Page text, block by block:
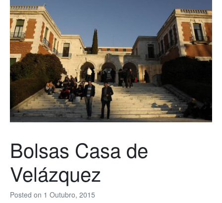
Posted on 1 Outubro, 2015
Bolsas Casa de
Velázquez